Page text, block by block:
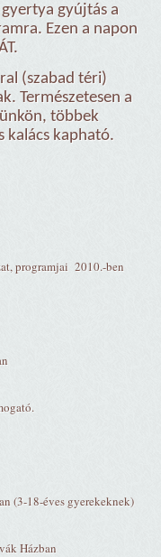
gyújtás a
Ezen a napon
(szabad téri)
Természetesen a
többek
kalács kapható.
programjai 2010.-ben
(3-18-éves gyerekeknek)
Házban